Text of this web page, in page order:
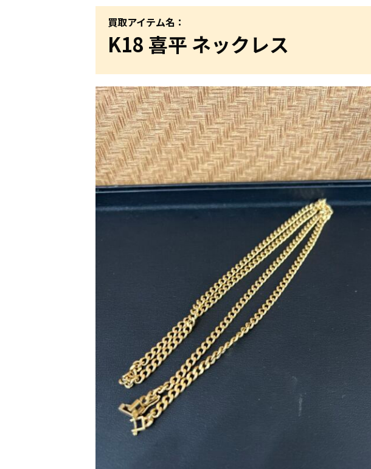
買取アイテム名：
K18 喜平 ネックレス